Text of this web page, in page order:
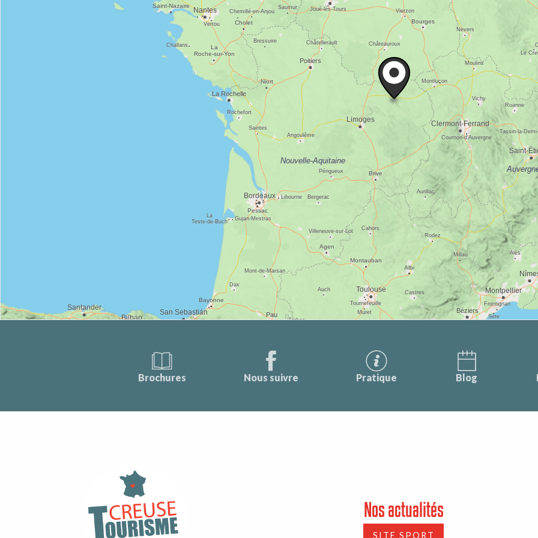
Brochures Nous suivre Pratique Blog
Nos actualités
SITE SPORT